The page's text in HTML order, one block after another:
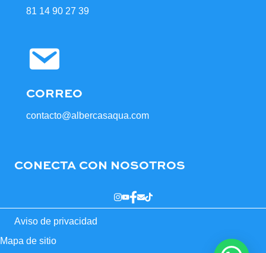
81 14 90 27 39
CORREO
contacto@albercasaqua.com
CONECTA CON NOSOTROS
Aviso de privacidad
Mapa de sitio